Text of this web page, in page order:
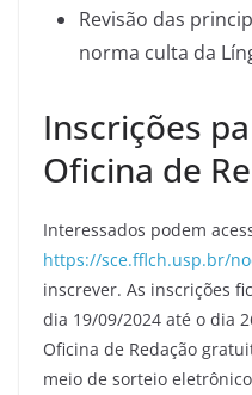
Revisão das
norma culta da
Inscrições
Oficina de
Interessados podem
https://sce.fflch.usp.br/
inscrever. As inscrições
dia 19/09/2024 até o dia
Oficina de Redação
meio de sorteio